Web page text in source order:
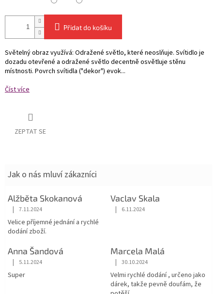
Přidat do košíku
Světelný obraz využívá: Odražené světlo, které neoslňuje. Svítidlo je
dozadu otevřené a odražené světlo decentně osvětluje stěnu
místnosti. Povrch svítidla ("dekor") evok...
Číst více
ZEPTAT SE
Jak o nás mluví zákazníci
Alžběta Skokanová
Hodnocení obchodu je 5 z 5 hvězdiček.
| 7.11.2024
Velice příjemné jednání a rychlé
dodání zboží.
Vaclav Skala
Hodnocení obchodu je 5 z 5
| 6.11.2024
Anna Šandová
Hodnocení obchodu je 5 z 5 hvězdiček.
| 5.11.2024
Super
Marcela Malá
Hodnocení obchodu je 5 z 5
| 30.10.2024
Velmi rychlé dodání , určeno jako
dárek, takže pevně doufám, že